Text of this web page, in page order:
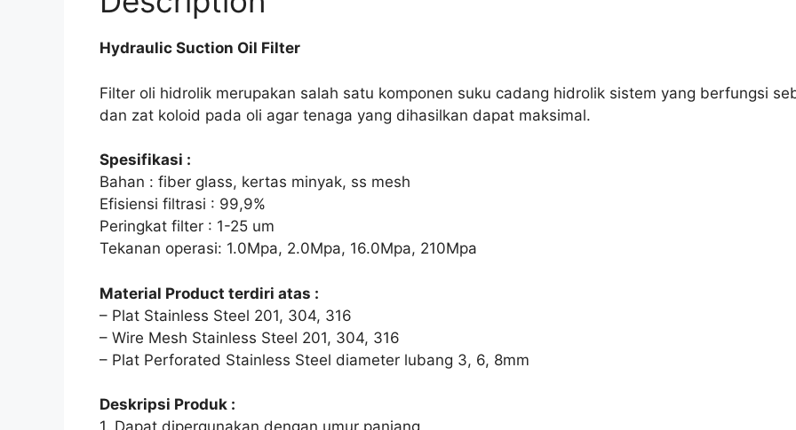
Hydraulic Suction Oil Filter
Filter oli hidrolik merupakan salah satu komponen suku cadang hidrolik sistem yang berfungsi
dan zat koloid pada oli agar tenaga yang dihasilkan dapat maksimal.
Spesifikasi :
Bahan : fiber glass, kertas minyak, ss mesh
Efisiensi filtrasi : 99,9%
Peringkat filter : 1-25 um
Tekanan operasi: 1.0Mpa, 2.0Mpa, 16.0Mpa, 210Mpa
Material Product terdiri atas :
– Plat Stainless Steel 201, 304, 316
– Wire Mesh Stainless Steel 201, 304, 316
– Plat Perforated Stainless Steel diameter lubang 3, 6, 8mm
Deskripsi Produk :